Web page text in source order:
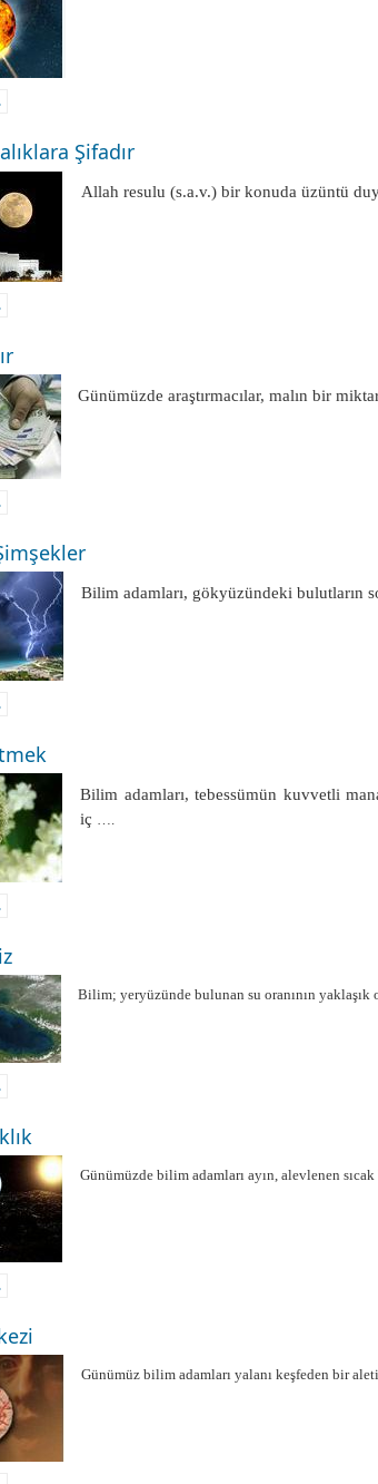
Şifadır
Allah resulu (s.a.v.) bir konuda üzüntü
Günümüzde araştırmacılar, malın bir
Bilim adamları, gökyüzündeki bulutların
Bilim adamları, tebessümün kuvvetli
iç ….
Bilim; yeryüzünde bulunan su oranının
Günümüzde bilim adamları ayın, alevlenen
Günümüz bilim adamları yalanı keşfeden bir